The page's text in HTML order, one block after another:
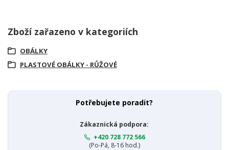
Zboží zařazeno v kategoriích
OBÁLKY
PLASTOVÉ OBÁLKY - RŮŽOVÉ
Potřebujete poradit?
Zákaznická podpora:
+420 728 772 566
(Po-Pá, 8-16 hod.)